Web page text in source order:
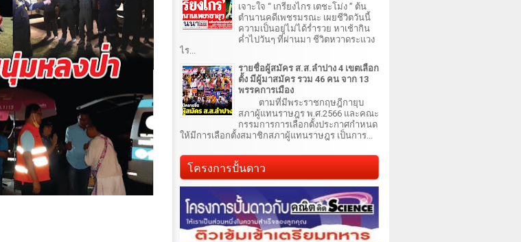
เจาะใจ “ เกรียงไกร เตชะโม่ง ” ต้น
ตำนานคดีเพชรมรณะ เผยชีวิตวันนี้
ความเป็นอยู่ไม่ได้ร่ำรวย หาเช้ากิน
ค่ำไปวันๆ ที่ผ่านมา ชีวิตหวาดระแวง
ไร...
รายชื่อผู้สมัคร ส.ส.ลำปาง 4 เขตเลือก
ตั้ง มีผู้มาสมัคร รวม 46 คน จาก 13
พรรคการเมือง
ตามที่มีพระราชกฤษฎีกายุบ
สภาผู้แทนราษฎร พ.ศ.2566 และคณะ
กรรมการการเลือกตั้งประกาศกำหนด
ให้มีการเลือกตั้งสมาชิกสภาผู้แทนราษฎร เป็นการ...
โครงการปั้นดาว